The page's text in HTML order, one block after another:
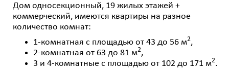
Дом односекционный, 19 жилых этажей +
коммерческий, имеются квартиры на разное
количество комнат:
1-комнатная с площадью от 43 до 56 м2,
2-комнатная от 63 до 81 м2,
3 и 4-комнатные с площадью от 102 до 171 м2.